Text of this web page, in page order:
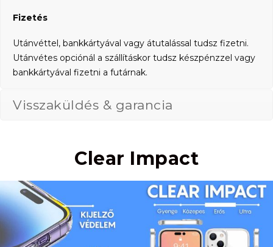
Fizetés
Utánvéttel, bankkártyával vagy átutalással tudsz fizetni.
Utánvétes opciónál a szállításkor tudsz készpénzzel vagy
bankkártyával fizetni a futárnak.
Visszaküldés & garancia
Clear Impact